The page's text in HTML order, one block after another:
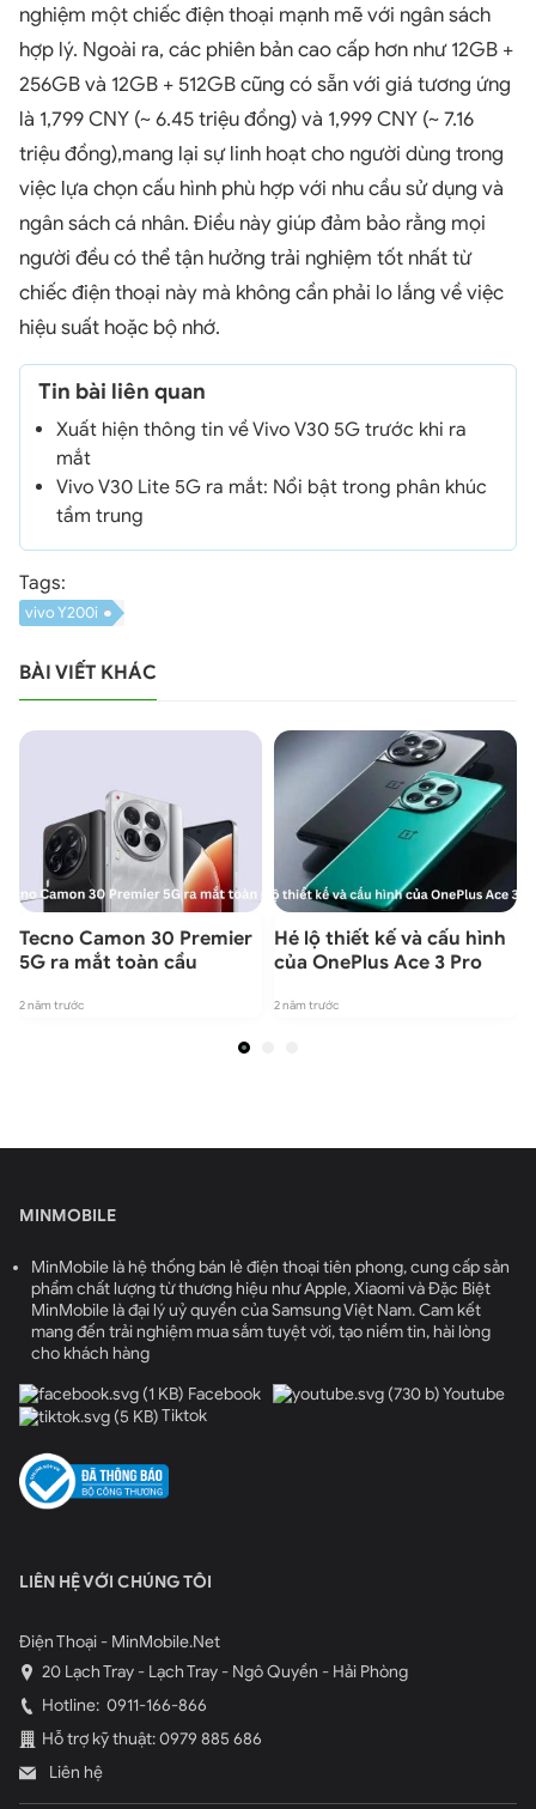
nghiệm một chiếc điện thoại mạnh mẽ với ngân sách
hợp lý. Ngoài ra, các phiên bản cao cấp hơn như 12GB +
256GB và 12GB + 512GB cũng có sẵn với giá tương ứng
là 1,799 CNY (~ 6.45 triệu đồng) và 1,999 CNY (~ 7.16
triệu đồng),mang lại sự linh hoạt cho người dùng trong
việc lựa chọn cấu hình phù hợp với nhu cầu sử dụng và
ngân sách cá nhân. Điều này giúp đảm bảo rằng mọi
người đều có thể tận hưởng trải nghiệm tốt nhất từ
chiếc điện thoại này mà không cần phải lo lắng về việc
hiệu suất hoặc bộ nhớ.
Tin bài liên quan
Xuất hiện thông tin về Vivo V30 5G trước khi ra
mắt
Vivo V30 Lite 5G ra mắt: Nổi bật trong phân khúc
tầm trung
Tags:
vivo Y200i
BÀI VIẾT KHÁC
Tecno Camon 30 Premier
5G ra mắt toàn cầu
2 năm trước
Hé lộ thiết kế và cấu hình
của OnePlus Ace 3 Pro
2 năm trước
MINMOBILE
MinMobile là hệ thống bán lẻ điện thoại tiên phong, cung cấp sản
phẩm chất lượng từ thương hiệu như Apple, Xiaomi và Đặc Biệt
MinMobile là đại lý uỷ quyền của Samsung Việt Nam. Cam kết
mang đến trải nghiệm mua sắm tuyệt vời, tạo niềm tin, hài lòng
cho khách hàng
Facebook
Youtube
Tiktok
LIÊN HỆ VỚI CHÚNG TÔI
Điện Thoại - MinMobile.Net
20 Lạch Tray - Lạch Tray - Ngô Quyền - Hải Phòng
Hotline: 0911-166-866
Hỗ trợ kỹ thuật: 0979 885 686
Liên hệ